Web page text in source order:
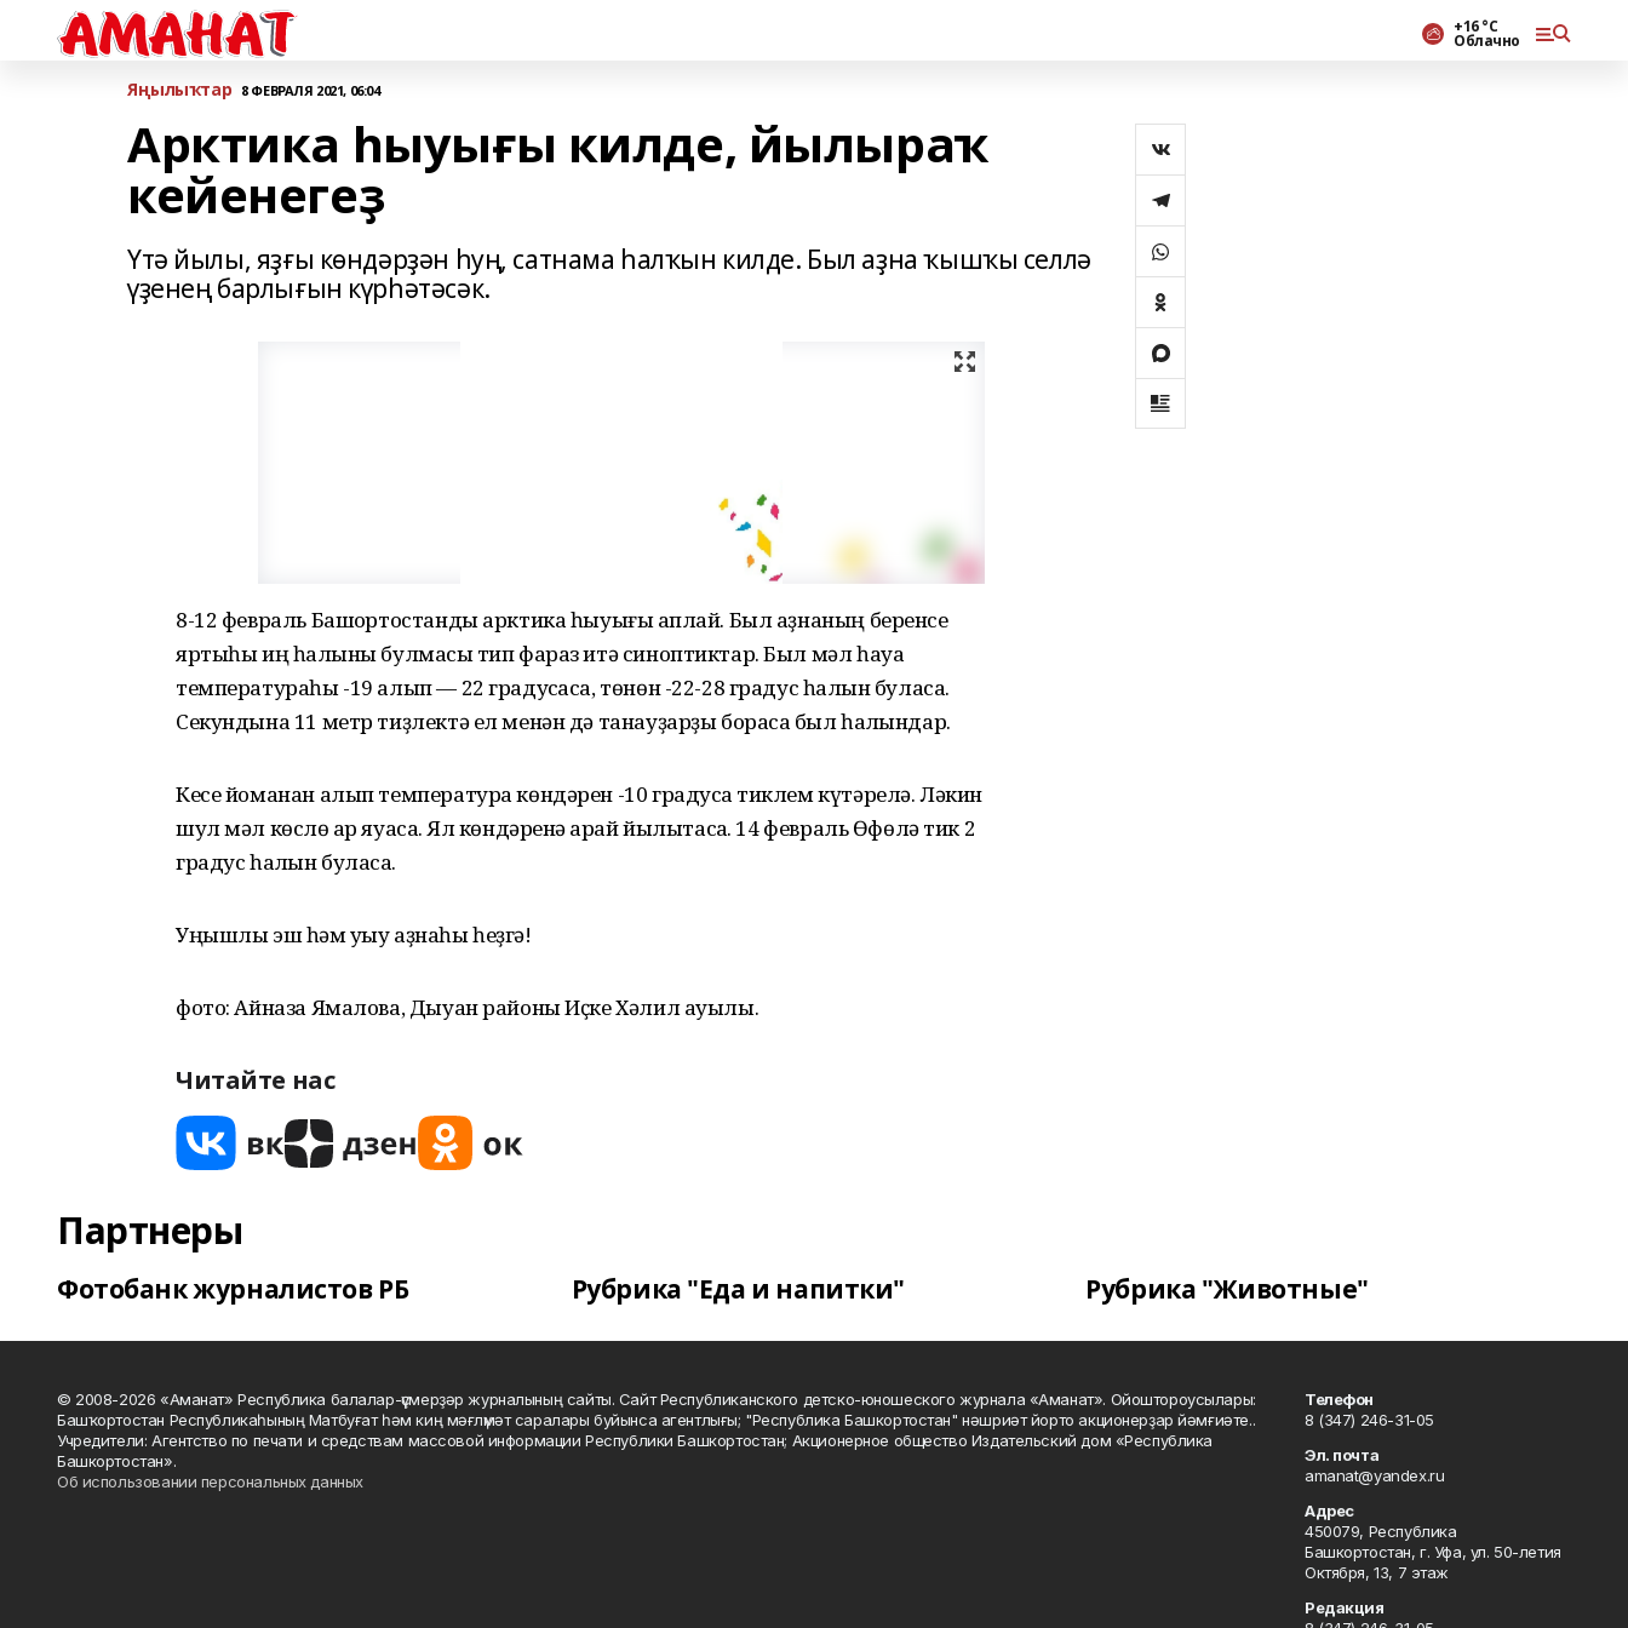
+16 °С
Облачно
Яңылыҡтар 8 ФЕВРАЛЯ 2021, 06:04
Арктика һыуығы килде, йылыраҡ
кейенегеҙ
Үтә йылы, яҙғы көндәрҙән һуң, сатнама һалҡын килде. Был аҙна ҡышҡы селлә
үҙенең барлығын күрһәтәсәк.
8-12 февраль Башҡортостанды арктика һыуығы ҡаплай. Был аҙнаның беренсе
яртыһы иң һалҡыны булмаҡсы тип фараз итә синоптиктар. Был мәл һауа
температураһы -19 алып — 22 градусҡаса, төнөн -22-28 градус һалҡын буласаҡ.
Секундына 11 метр тиҙлектә ел менән дә танауҙарҙы борасаҡ был һалҡындар.
Кесе йоманан алып температура көндәрен -10 градусҡа тиклем күтәрелә. Ләкин
шул мәл көслө ҡар яуасаҡ. Ял көндәренә ҡарай йылытасаҡ. 14 февраль Өфөлә тик 2
градус һалҡын буласаҡ.
Уңышлы эш һәм уҡыу аҙнаһы һеҙгә!
фото: Айназа Ямалова, Дыуан районы Иҫке Хәлил ауылы.
Читайте нас
Партнеры
Фотобанк журналистов РБ Рубрика "Еда и напитки" Рубрика "Животные"
© 2008-2026 «Аманат» Республика балалар-үҫмерҙәр журналының сайты. Сайт Республиканского детско-юношеского журнала «Аманат». Ойоштороусылары:
Башҡортостан Республикаһының Матбуғат һәм киң мәғлүмәт саралары буйынса агентлығы; "Республика Башкортостан" нәшриәт йорто акционерҙар йәмғиәте..
Учредители: Агентство по печати и средствам массовой информации Республики Башкортостан; Акционерное общество Издательский дом «Республика
Башкортостан».
Об использовании персональных данных
Телефон
8 (347) 246-31-05
Эл. почта
amanat@yandex.ru
Адрес
450079, Республика
Башкортостан, г. Уфа, ул. 50-летия
Октября, 13, 7 этаж
Редакция